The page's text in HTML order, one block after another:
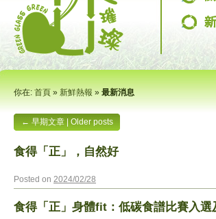
你在: 首頁 » 新鮮熱報 » 最新消息
← 早期文章 | Older posts
食得「正」，自然好
Posted on 2024/02/28
食得「正」身體fit：低碳食譜比賽入選